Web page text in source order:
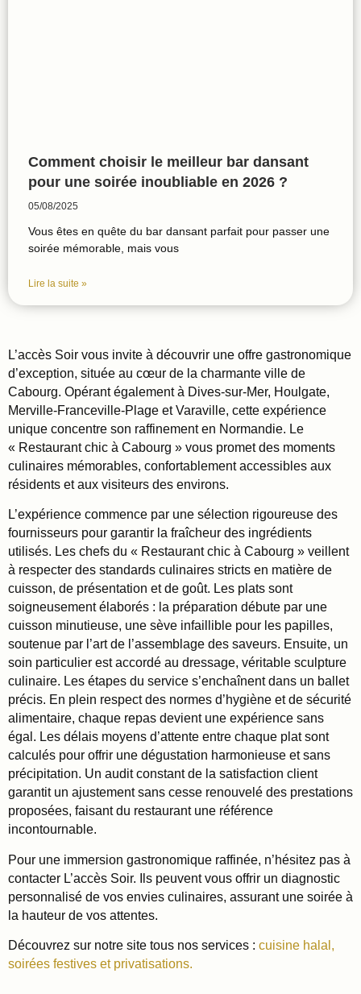
Comment choisir le meilleur bar dansant
pour une soirée inoubliable en 2026 ?
05/08/2025
Vous êtes en quête du bar dansant parfait pour passer une
soirée mémorable, mais vous
Lire la suite »
L’accès Soir vous invite à découvrir une offre gastronomique
d’exception, située au cœur de la charmante ville de
Cabourg. Opérant également à Dives-sur-Mer, Houlgate,
Merville-Franceville-Plage et Varaville, cette expérience
unique concentre son raffinement en Normandie. Le
« Restaurant chic à Cabourg » vous promet des moments
culinaires mémorables, confortablement accessibles aux
résidents et aux visiteurs des environs.
L’expérience commence par une sélection rigoureuse des
fournisseurs pour garantir la fraîcheur des ingrédients
utilisés. Les chefs du « Restaurant chic à Cabourg » veillent
à respecter des standards culinaires stricts en matière de
cuisson, de présentation et de goût. Les plats sont
soigneusement élaborés : la préparation débute par une
cuisson minutieuse, une sève infaillible pour les papilles,
soutenue par l’art de l’assemblage des saveurs. Ensuite, un
soin particulier est accordé au dressage, véritable sculpture
culinaire. Les étapes du service s’enchaînent dans un ballet
précis. En plein respect des normes d’hygiène et de sécurité
alimentaire, chaque repas devient une expérience sans
égal. Les délais moyens d’attente entre chaque plat sont
calculés pour offrir une dégustation harmonieuse et sans
précipitation. Un audit constant de la satisfaction client
garantit un ajustement sans cesse renouvelé des prestations
proposées, faisant du restaurant une référence
incontournable.
Pour une immersion gastronomique raffinée, n’hésitez pas à
contacter L’accès Soir. Ils peuvent vous offrir un diagnostic
personnalisé de vos envies culinaires, assurant une soirée à
la hauteur de vos attentes.
Découvrez sur notre site tous nos services : cuisine halal,
soirées festives et privatisations.